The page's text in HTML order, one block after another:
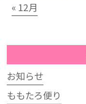
« 12月
お知らせ
ももたろ便り